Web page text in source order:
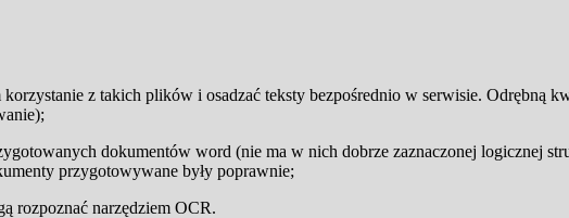
z takich plików i osadzać teksty bezpośrednio w serwisie. Odrębną
dokumentów word (nie ma w nich dobrze zaznaczonej logicznej
przygotowywane były poprawnie;
rozpoznać narzędziem OCR.